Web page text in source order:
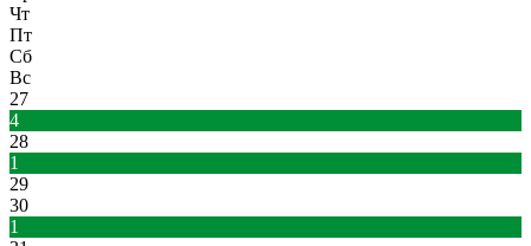
Чт
Пт
Сб
Вс
27
4
28
1
29
30
1